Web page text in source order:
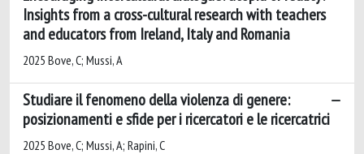
Insights from a cross-cultural research with teachers
and educators from Ireland, Italy and Romania
2025 Bove, C; Mussi, A
Studiare il fenomeno della violenza di genere:
posizionamenti e sfide per i ricercatori e le ricercatrici
2025 Bove, C; Mussi, A; Rapini, C